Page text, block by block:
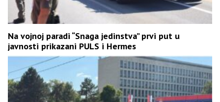
Na vojnoj paradi “Snaga jedinstva” prvi put u
javnosti prikazani PULS i Hermes